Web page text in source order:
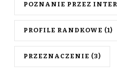
POZNANIE PRZEZ
PROFILE RANDKOWE (1)
PRZEZNACZENIE (3)